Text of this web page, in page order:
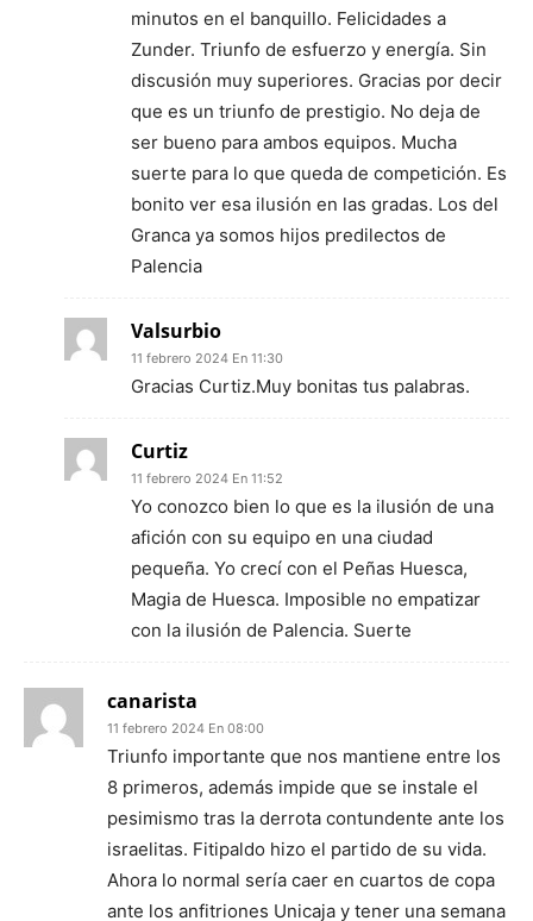
minutos en el banquillo. Felicidades a
Zunder. Triunfo de esfuerzo y energía. Sin
discusión muy superiores. Gracias por decir
que es un triunfo de prestigio. No deja de
ser bueno para ambos equipos. Mucha
suerte para lo que queda de competición. Es
bonito ver esa ilusión en las gradas. Los del
Granca ya somos hijos predilectos de
Palencia
Valsurbio
11 febrero 2024 En 11:30
Gracias Curtiz.Muy bonitas tus palabras.
Curtiz
11 febrero 2024 En 11:52
Yo conozco bien lo que es la ilusión de una
afición con su equipo en una ciudad
pequeña. Yo crecí con el Peñas Huesca,
Magia de Huesca. Imposible no empatizar
con la ilusión de Palencia. Suerte
canarista
11 febrero 2024 En 08:00
Triunfo importante que nos mantiene entre los
8 primeros, además impide que se instale el
pesimismo tras la derrota contundente ante los
israelitas. Fitipaldo hizo el partido de su vida.
Ahora lo normal sería caer en cuartos de copa
ante los anfitriones Unicaja y tener una semana